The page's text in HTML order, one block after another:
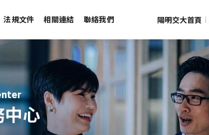
法規文件 相關連結 聯絡我們 陽明交大首頁
中心